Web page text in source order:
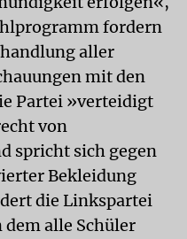
fordern
aller
mit den
Partei »verteidigt
von
spricht sich gegen
Bekleidung
die Linkspartei
alle Schüler